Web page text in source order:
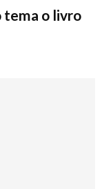
tema o livro